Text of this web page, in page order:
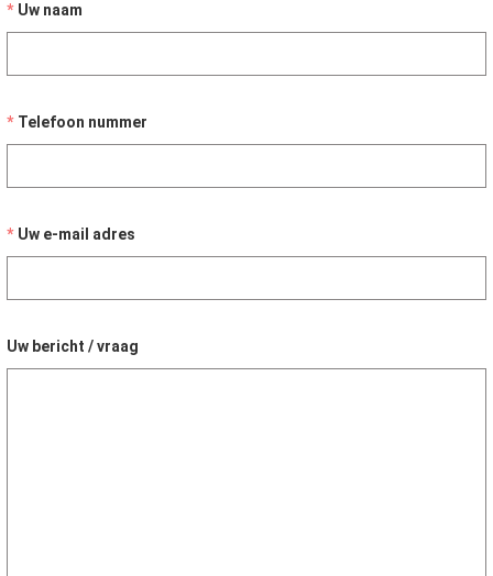
Uw naam
Telefoon nummer
Uw e-mail adres
Uw bericht / vraag